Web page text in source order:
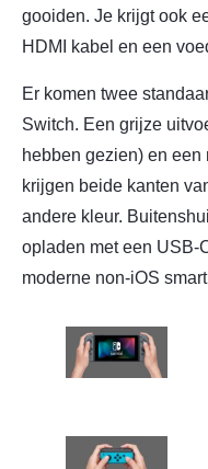
gooiden. Je krijgt ook
HDMI kabel en een
Er komen twee
Switch. Een grijze
hebben gezien) en
krijgen beide kanten
andere kleur.
opladen met een USB-
moderne non-iOS